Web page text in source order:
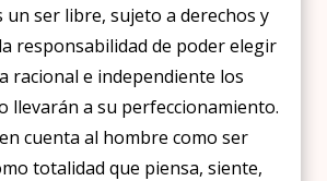
un ser libre, sujeto a derechos y
responsabilidad de poder elegir
racional e independiente los
llevarán a su perfeccionamiento.
cuenta al hombre como ser
totalidad que piensa, siente,